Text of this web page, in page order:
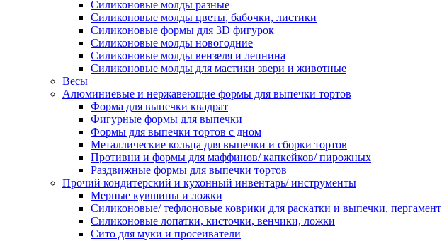
Силиконовые молды разные
Силиконовые молды цветы, бабочки, листики
Силиконовые формы для 3D фигурок
Силиконовые молды новогодние
Силиконовые молды вензеля и лепнина
Силиконовые молды для мастики звери и животные
Весы
Алюминиевые и нержавеющие формы для выпечки тортов
Форма для выпечки квадрат
Фигурные формы для выпечки
Формы для выпечки тортов с дном
Металлические кольца для выпечки и сборки тортов
Противни и формы для маффинов/ капкейков/ пирожных
Раздвижные формы для выпечки тортов
Прочий кондитерский и кухонный инвентарь/ инструменты
Мерные кувшины и ложки
Силиконовые/ тефлоновые коврики для раскатки и выпечки, пергамент
Силиконовые лопатки, кисточки, венчики, ложки
Сито для муки и просеиватели